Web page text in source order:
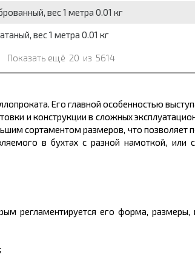
вес 1 метра 0.01 кг
вес 1 метра 0.01 кг
Показать ещё 20 из 5614
Его главной особенностью
и конструкции в сложных
сортаментом размеров, что позволяет
в бухтах с разной намоткой, или
регламентируется его форма, размеры,